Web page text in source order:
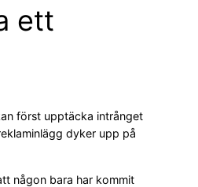
ett
först upptäcka intrånget
dyker upp på
någon bara har kommit